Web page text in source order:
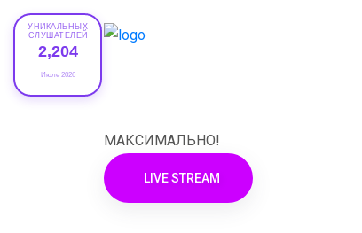
УНИКАЛЬНЫХ
СЛУШАТЕЛЕЙ
2,204
Июле 2026
МАКСИМАЛЬНО!
LIVE STREAM